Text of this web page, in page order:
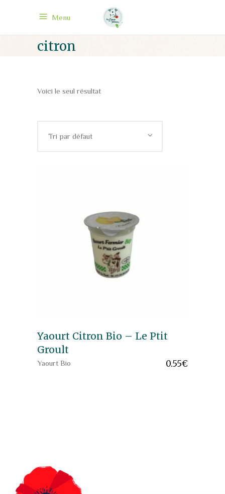
Menu
citron
Voici le seul résultat
Tri par défaut
Yaourt Citron Bio – Le Ptit
Groult
0.55€
Yaourt Bio